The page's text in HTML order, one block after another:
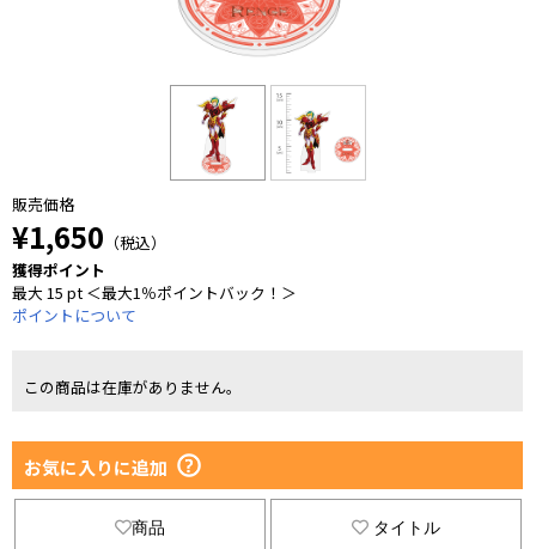
販売価格
¥1,650 （税込）
獲得ポイント
最大 15 pt ＜最大1％ポイントバック！＞
ポイントについて
この商品は在庫がありません。
お気に入りに追加
商品 タイトル